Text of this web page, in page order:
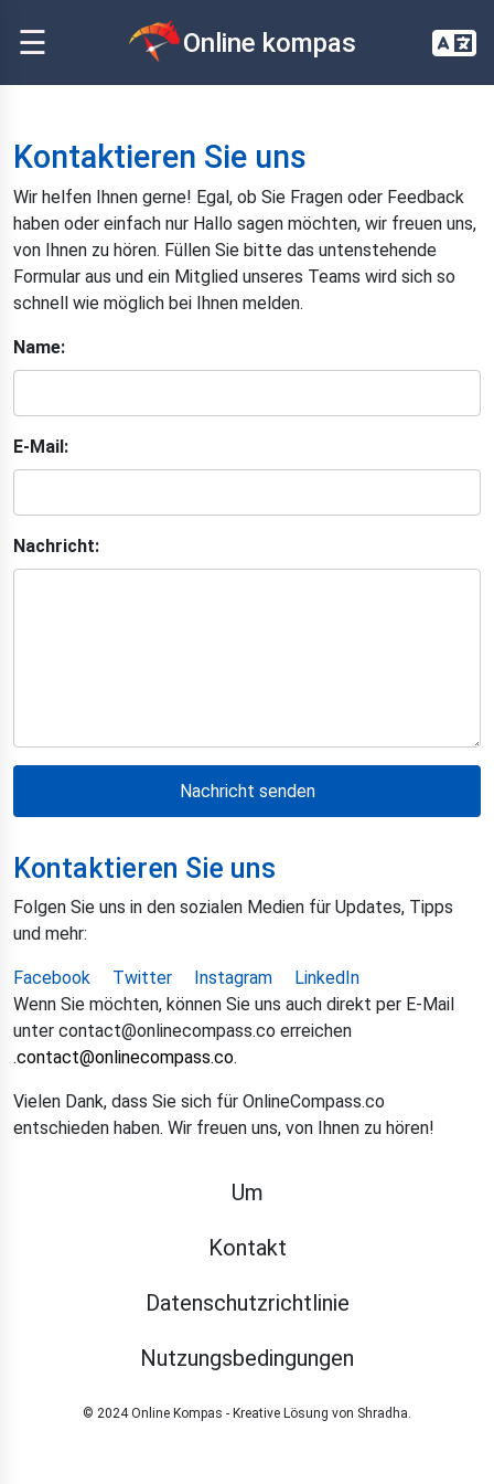
☰ Online kompas
Kontaktieren Sie uns
Wir helfen Ihnen gerne! Egal, ob Sie Fragen oder Feedback
haben oder einfach nur Hallo sagen möchten, wir freuen uns,
von Ihnen zu hören. Füllen Sie bitte das untenstehende
Formular aus und ein Mitglied unseres Teams wird sich so
schnell wie möglich bei Ihnen melden.
Name:
E-Mail:
Nachricht:
Nachricht senden
Kontaktieren Sie uns
Folgen Sie uns in den sozialen Medien für Updates, Tipps
und mehr:
Facebook Twitter Instagram
LinkedIn
Wenn Sie möchten, können Sie uns auch direkt per E-Mail
unter contact@onlinecompass.co erreichen
.contact@onlinecompass.co.
Vielen Dank, dass Sie sich für OnlineCompass.co
entschieden haben. Wir freuen uns, von Ihnen zu hören!
Um
Kontakt
Datenschutzrichtlinie
Nutzungsbedingungen
© 2024 Online Kompas - Kreative Lösung von Shradha.